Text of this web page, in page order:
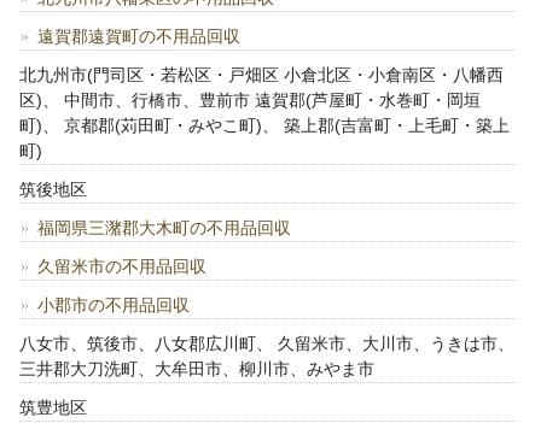
遠賀郡遠賀町の不用品回収
北九州市(門司区・若松区・戸畑区 小倉北区・小倉南区・八幡西
区)、 中間市、行橋市、豊前市 遠賀郡(芦屋町・水巻町・岡垣
町)、 京都郡(苅田町・みやこ町)、 築上郡(吉富町・上毛町・築上
町)
筑後地区
福岡県三潴郡大木町の不用品回収
久留米市の不用品回収
小郡市の不用品回収
八女市、筑後市、八女郡広川町、 久留米市、大川市、うきは市、
三井郡大刀洗町、大牟田市、柳川市、みやま市
筑豊地区